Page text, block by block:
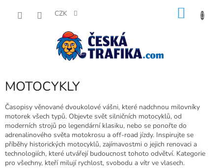
CZK
MOTOCYKLY
Časopisy věnované dvoukolové vášni, které nadchnou milovníky
motorek všech typů. Objevte svět silničních motocyklů, od
moderních strojů po legendární klasiku, nebo se ponořte do
adrenalinového světa motokrosu a off-road jízdy. Inspirujte se
příběhy historických motocyklů, zajímavostmi o jejich renovaci a
technologiích, které utvářejí budoucnost tohoto odvětví. Kategorie
pro všechny, kteří milují rychlost, svobodu a vítr ve vlasech.